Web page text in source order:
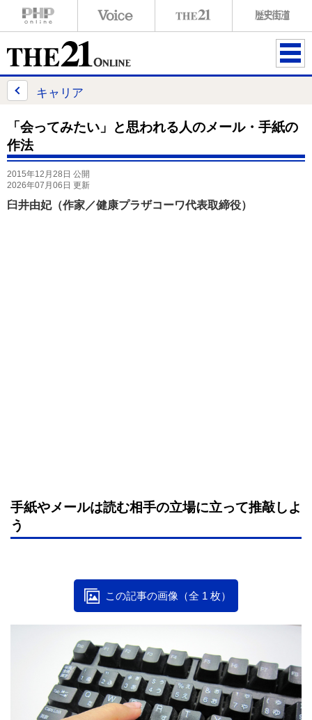
ME
キャリア
「会ってみたい」と思われる人のメール・手紙の
作法
2015年12月28日 公開
2026年07月06日 更新
臼井由妃（作家／健康プラザコーワ代表取締役）
手紙やメールは読む相手の立場に立って推敲しよ
う
この記事の画像（全 1 枚）